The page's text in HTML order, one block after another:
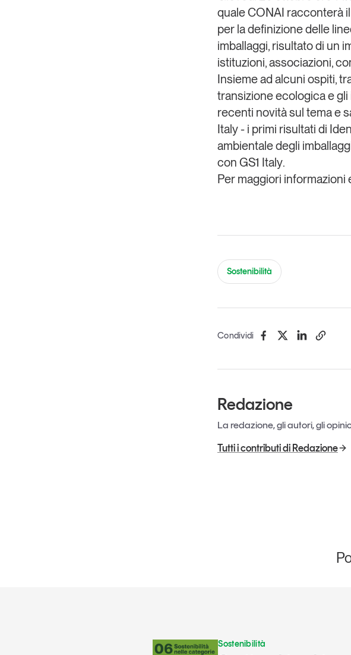
qualeCONAI racconterà
per la definizione delle
imballaggi, risultato di un
istituzioni, associazioni,
Insieme ad alcuni ospiti,
transizione ecologica e
recenti novità sul tema e
Italy - i primi risultati di
ambientale degli
con GS1 Italy.
Per maggiori informazioni
Sostenibilità
Condividi
Redazione
La redazione, gli autori, gli
Tutti i contributi di Redazione
Sostenibilità